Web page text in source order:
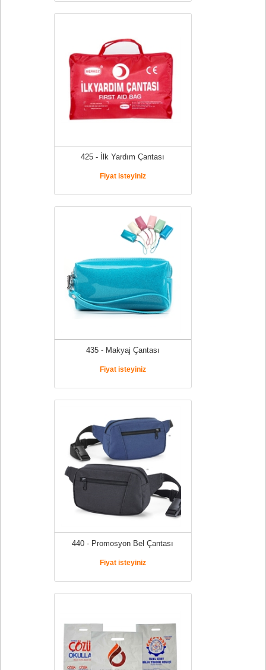
425 - İlk Yardım Çantası
Fiyat isteyiniz
435 - Makyaj Çantası
Fiyat isteyiniz
440 - Promosyon Bel Çantası
Fiyat isteyiniz